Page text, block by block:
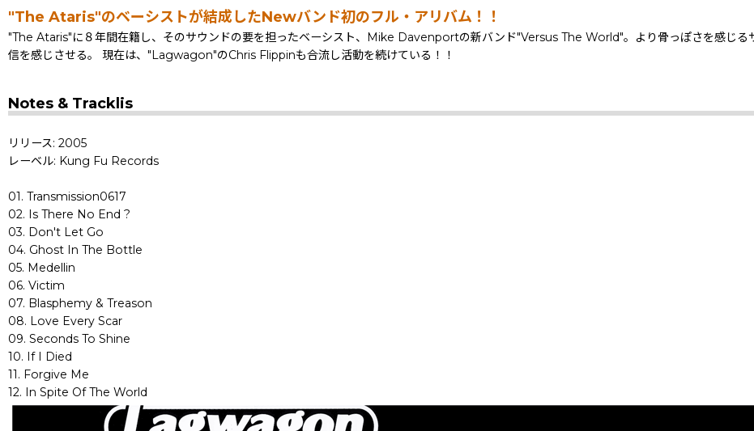
"The Ataris"のベーシストが結成したNewバンド初のフル・アリバム！！
"The Ataris"に８年間在籍し、そのサウンドの要を担ったベーシスト、Mike Davenportの新バンド"Versus The World"。より骨っぽさを感じる
信を感じさせる。 現在は、"Lagwagon"のChris Flippinも合流し活動を続けている！！
Notes & Tracklis
リリース: 2005
レーベル: Kung Fu Records
01. Transmission0617
02. Is There No End ?
03. Don't Let Go
04. Ghost In The Bottle
05. Medellin
06. Victim
07. Blasphemy & Treason
08. Love Every Scar
09. Seconds To Shine
10. If I Died
11. Forgive Me
12. In Spite Of The World